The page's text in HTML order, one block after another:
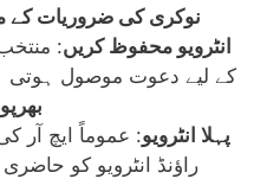
نوکری کی ضروریات کے
انٹرویو محفوظ کریں: منتخب
کے لیے دعوت موصول ہوتی
پہلا انٹرویو: عموماً ایچ آر
راؤنڈ انٹرویو کو